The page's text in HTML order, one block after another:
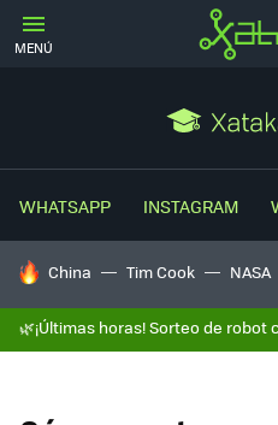
MENÚ
WHATSAPP INSTAGRAM
HOY SE HABLA DE
China Tim Cook NASA
🌿¡Últimas horas! Sorteo de robot